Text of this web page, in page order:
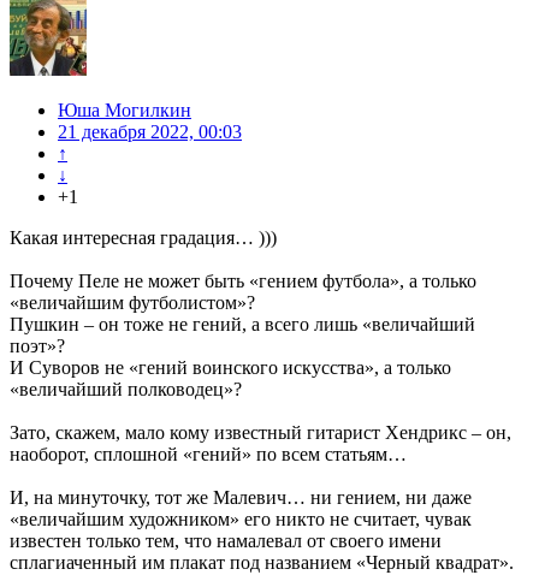
Юша Могилкин
21 декабря 2022, 00:03
↑
↓
+1
Какая интересная градация… )))
Почему Пеле не может быть «гением футбола», а только
«величайшим футболистом»?
Пушкин – он тоже не гений, а всего лишь «величайший
поэт»?
И Суворов не «гений воинского искусства», а только
«величайший полководец»?
Зато, скажем, мало кому известный гитарист Хендрикс – он,
наоборот, сплошной «гений» по всем статьям…
И, на минуточку, тот же Малевич… ни гением, ни даже
«величайшим художником» его никто не считает, чувак
известен только тем, что намалевал от своего имени
сплагиаченный им плакат под названием «Черный квадрат».